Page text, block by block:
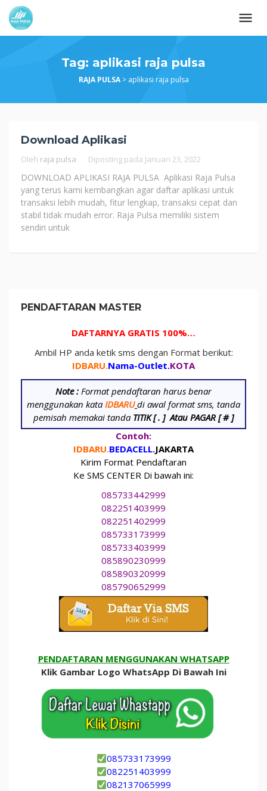
Loncat
ke
konten
Tag: aplikasi raja pulsa
RAJA PULSA> aplikasi raja pulsa
Download Aplikasi
Oleh raja pulsa Diposting pada Januari 23, 2022
DOWNLOAD APLIKASI RAJA PULSA Aplikasi Raja Pulsa
yang terus kami kembangkan agar daftar aplikasi untuk
transaksi lebih mudah, fitur lengkap, transaksi cepat dan
stabil tidak mudah error. Raja Pulsa memiliki sistem
sendiri untuk
PENDAFTARAN MASTER
DAFTARNYA GRATIS 100%…
Ambil HP anda ketik sms dengan Format berikut:
IDBARU.Nama-Outlet.KOTA
Note : Format pendaftaran harus benar
menggunakan kata IDBARU di awal format sms, tanda
pemisah memakai tanda TITIK [ . ]Atau PAGAR [ # ]
Contoh:
IDBARU.BEDACELL.JAKARTA
Kirim Format Pendaftaran
Ke SMS CENTER Di bawah ini:
085733442999
082251403999
082251402999
085733173999
085733403999
085890230999
085890320999
085790652999
PENDAFTARAN MENGGUNAKAN WHATSAPP
Klik Gambar Logo WhatsApp Di Bawah Ini
085733173999
082251403999
082137065999